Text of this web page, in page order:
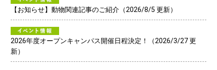
【お知らせ】動物関連記事のご紹介（2026/8/5 更新）
2026年度オープンキャンパス開催日程決定！（2026/3/27 更
新）